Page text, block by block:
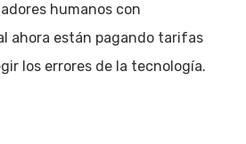
humanos con
ahora están pagando tarifas
los errores de la tecnología.